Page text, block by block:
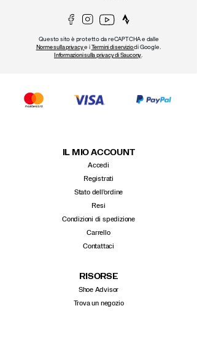
Questo sito è protetto da reCAPTCHA e dalle
Norme sulla privacye i Termini di serviziodi Google.
Informazioni sulla privacy di Saucony
IL MIO ACCOUNT
Accedi
Registrati
Stato dell’ordine
Resi
Condizioni di spedizione
Carrello
Contattaci
RISORSE
Shoe Advisor
Trova un negozio